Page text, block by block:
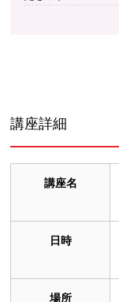
講座詳細
講座名
日時
場所